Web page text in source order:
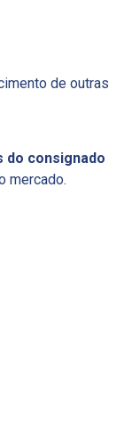
de outras
do consignado
mercado.